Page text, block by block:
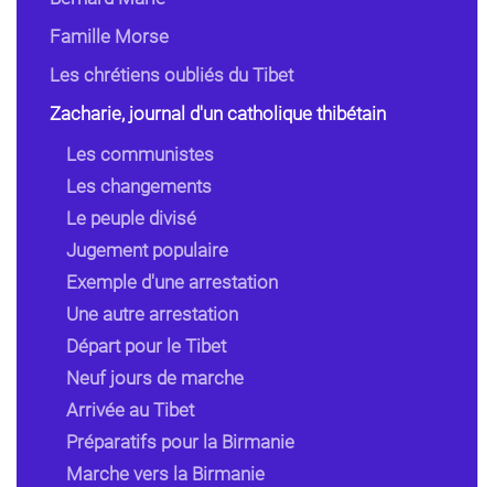
Famille Morse
Les chrétiens oubliés du Tibet
Zacharie, journal d'un catholique thibétain
Les communistes
Les changements
Le peuple divisé
Jugement populaire
Exemple d'une arrestation
Une autre arrestation
Départ pour le Tibet
Neuf jours de marche
Arrivée au Tibet
Préparatifs pour la Birmanie
Marche vers la Birmanie